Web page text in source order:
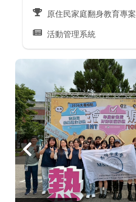
原住民家庭翻身教育專案
活動管理系統
上
一
頁